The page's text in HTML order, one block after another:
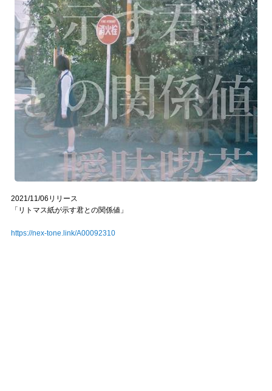
2021/11/06リリース
「リトマス紙が示す君との関係値」
https://nex-tone.link/A00092310